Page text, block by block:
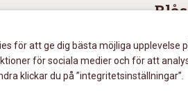
Blås
Övrigt
för att ge dig bästa möjliga upplevelse
för sociala medier och för att
klickar du på ”integritetsinställningar”.